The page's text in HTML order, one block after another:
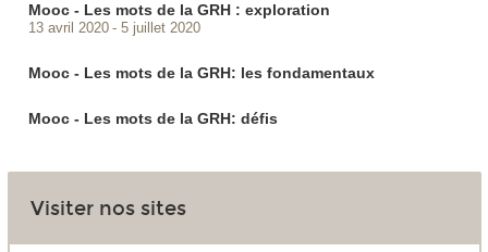
Mooc - Les mots de la GRH : exploration
13 avril 2020 5 juillet 2020
Mooc - Les mots de la GRH: les fondamentaux
Mooc - Les mots de la GRH: défis
Visiter nos sites